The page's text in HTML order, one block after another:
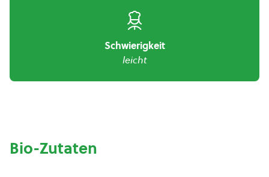
Schwierigkeit
leicht
Bio-Zutaten